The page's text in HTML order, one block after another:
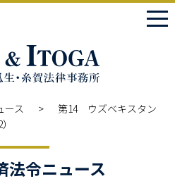
ース
第14 ウズベキスタン
法令ニュース